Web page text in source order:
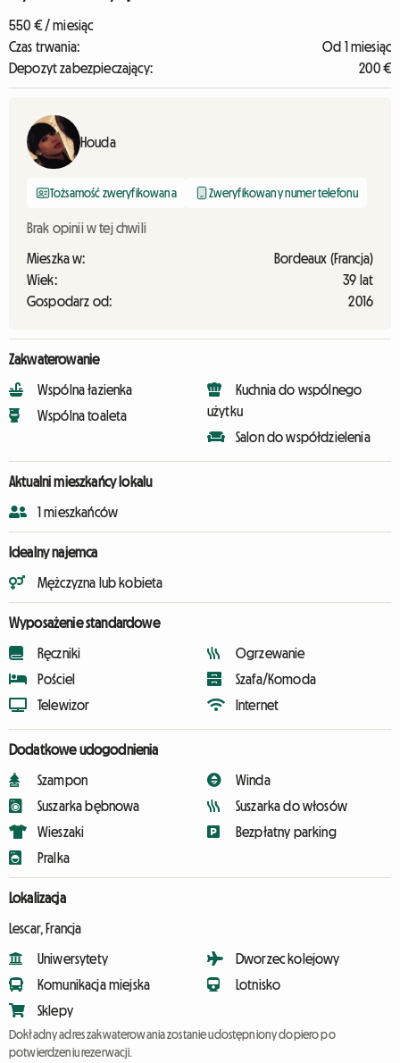
550 € / miesiąc
Czas trwania:
Od 1 miesiąc
Depozyt zabezpieczający:
200 €
Houda
Tożsamość zweryfikowana Zweryfikowany numer telefonu
Brak opinii w tej chwili
Mieszka w:
Bordeaux (Francja)
Wiek:
39 lat
Gospodarz od:
2016
Zakwaterowanie
Wspólna łazienka
Wspólna toaleta
Kuchnia do wspólnego
użytku
Salon do współdzielenia
Aktualni mieszkańcy lokalu
1 mieszkańców
Idealny najemca
Mężczyzna lub kobieta
Wyposażenie standardowe
Ręczniki
Pościel
Telewizor
Ogrzewanie
Szafa/Komoda
Internet
Dodatkowe udogodnienia
Szampon
Suszarka bębnowa
Wieszaki
Pralka
Winda
Suszarka do włosów
Bezpłatny parking
Lokalizacja
Lescar, Francja
Uniwersytety
Komunikacja miejska
Sklepy
Dworzec kolejowy
Lotnisko
Dokładny adres zakwaterowania zostanie udostępniony dopiero po
potwierdzeniu rezerwacji.